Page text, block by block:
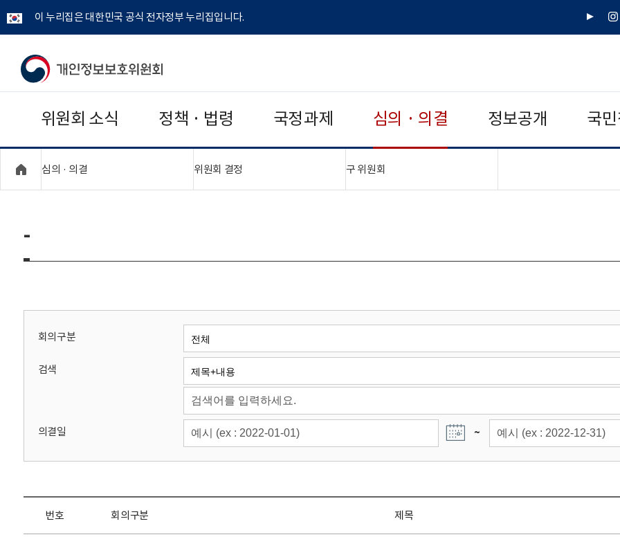
이 누리집은 대한민국 공식 전자정부 누리집입니다.
유
인
개
보
보
위
회
위원회 소식 정책 · 법령 국정과제 심의 · 의결 정보공개 국
심의 · 의결 위원회 결정 구 위원회
-
회의구분
검색
의결일 ~
번호 회의구분 제목